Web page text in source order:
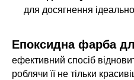
для досягнення
Епоксидна фарба
ефективний спосіб
роблячи її не тільки